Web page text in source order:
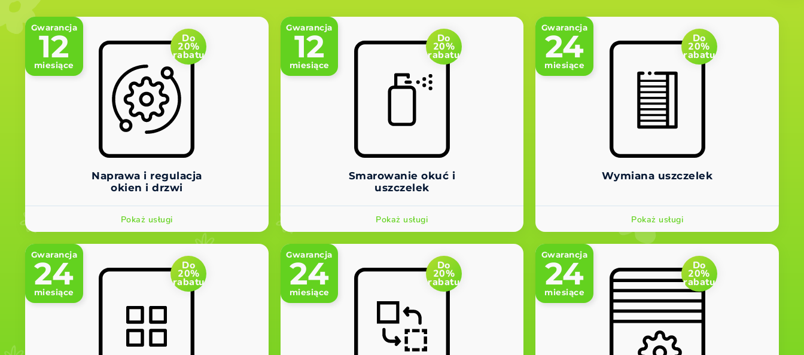
Gwarancja
12
miesiące
Do
20%
rabatu
Naprawa i regulacja
okien i drzwi
Pokaż usługi
Gwarancja
12
miesiące
Do
20%
rabatu
Smarowanie okuć i
uszczelek
Pokaż usługi
Gwarancja
24
miesiące
Do
20%
rabatu
Wymiana uszczelek
Pokaż usługi
Gwarancja
24
miesiące
Do
20%
rabatu
Gwarancja
24
miesiące
Do
20%
rabatu
Gwarancja
24
miesiące
Do
20%
rabatu